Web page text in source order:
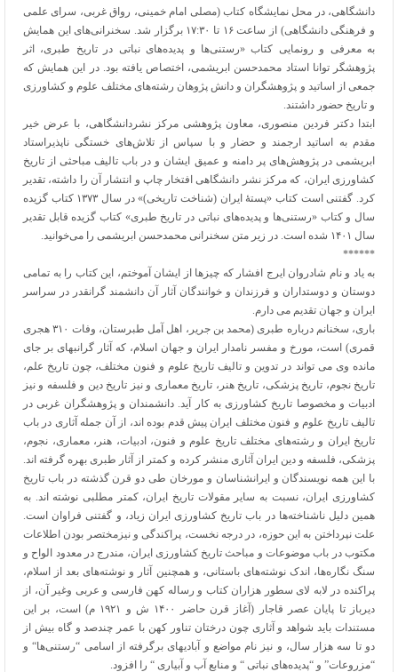
دانشگاهی، در محل نمایشگاه کتاب (مصلی امام خمینی، رواق غربی، سرای علمی
و فرهنگی دانشگاهی) از ساعت ۱۶ تا ۱۷:۳۰ برگزار شد. سخنرانی‌های این همایش
به معرفی و رونمایی کتاب «رستنی‌ها و پدیده‌های نباتی در تاریخ طبری، اثر
پژوهشگر توانا استاد محمدحسن ابریشمی، اختصاص یافته بود. در این همایش که
جمعی از اساتید و پژوهشگران و دانش پژوهان رشته‌های مختلف علوم و کشاورزی
و تاریخ حضور داشتند.
ابتدا دکتر فردین منصوری، معاون پژوهشی مرکز نشردانشگاهی، با عرض خیر
مقدم به اساتید ارجمند و حضار و با سپاس از تلاش‌های خستگی ناپذیراستاد
ابریشمی در پژوهش‌های پر دامنه و عمیق ایشان و در باب تالیف مباحثی از تاریخ
کشاورزی ایران، که مرکز نشر دانشگاهی افتخار چاپ و انتشار آن را داشته، تقدیر
کرد. گفتنی است کتاب «پستۀ ایران (شناخت تاریخی)» در سال ۱۳۷۳ کتاب گزیده
سال و کتاب «رستنی‌ها و پدیده‌های نباتی در تاریخ طبری» کتاب گزیده قابل تقدیر
سال ۱۴۰۱ شده است. در زیر متن سخنرانی محمدحسن ابریشمی را می‌خوانید.
******
به یاد و نام شادروان ایرج افشار که چیز‌ها از ایشان آموختم، این کتاب را به تمامی
دوستان و دوستداران و فرزندان و خوانندگان آثار آن دانشمند گرانقدر در سراسر
ایران و جهان تقدیم می دارم.
باری، سخنانم درباره طبری (محمد بن جریر، اهل آمل طبرستان، وفات ۳۱۰ هجری
قمری) است، مورخ و مفسر نامدار ایران و جهان اسلام، که آثار گرانبهای بر جای
مانده وی می تواند در تدوین و تالیف تاریخ علوم و فنون مختلف، چون تاریخ علم،
تاریخ نجوم، تاریخ پزشکی، تاریخ هنر، تاریخ معماری و نیز تاریخ دین و فلسفه و نیز
ادبیات و مخصوصا تاریخ کشاورزی به کار آید. دانشمندان و پژوهشگران غربی در
تالیف تاریخ علوم و فنون مختلف ایران پیش قدم بوده اند، از آن جمله آثاری در باب
تاریخ ایران و رشته‌های مختلف تاریخ علوم و فنون، ادبیات، هنر، معماری، نجوم،
پزشکی، فلسفه و دین ایران آثاری منشر کرده و کمتر از آثار طبری بهره گرفته اند.
با این همه نویسندگان و ایرانشناسان و مورخان طی دو قرن گذشته در باب تاریخ
کشاورزی ایران، نسبت به سایر مقولات تاریخ ایران، کمتر مطلبی نوشته اند. به
همین دلیل ناشناخته‌ها در باب تاریخ کشاورزی ایران زیاد، و گفتنی فراوان است.
علت نپرداختن به این حوزه، در درجه نخست، پراکندگی و نیزمختصر بودن اطلاعات
مکتوب در باب موضوعات و مباحث تاریخ کشاورزی ایران، مندرج در معدود الواح و
سنگ نگاره‌ها، اندک نوشته‌های باستانی، و همچنین آثار و نوشته‌های بعد از اسلام،
پراکنده در لابه لای سطور هزاران کتاب و رساله کهن فارسی و عربی وغیر آن، از
دیرباز تا پایان عصر قاجار (آغاز قرن حاضر ۱۴۰۰ ش و ۱۹۲۱ م) است، بر این
مستندات باید شواهد و آثاری چون درختان تناور کهن با عمر چندصد و گاه بیش از
دو تا سه هزار سال، و نیز نام مواضع و آبادیهای برگرفته از اسامی “رستنی‌ها“ و
“مزروعات” و “پدیده‌های نباتی “ و منابع آب و آبیاری “ را افزود.